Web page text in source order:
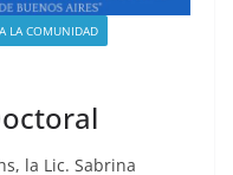
LA COMUNIDAD
la Lic. Sabrina